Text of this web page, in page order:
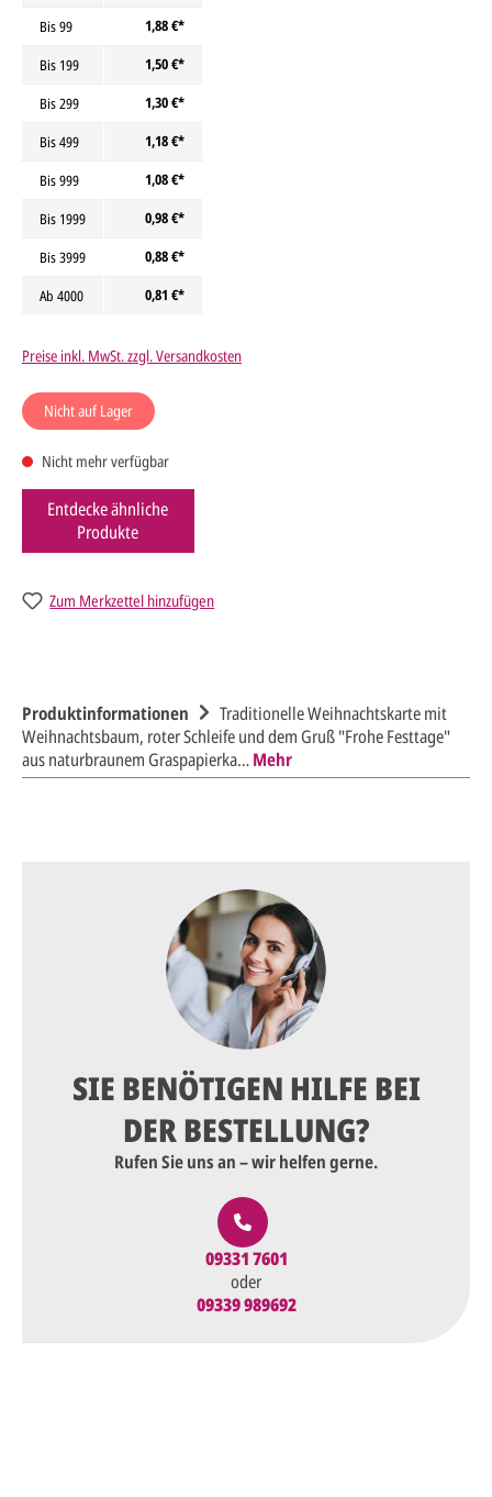
Bis99
1,88 €*
Bis 199
1,50 €*
Bis299
1,30 €*
Bis499
1,18 €*
Bis999
1,08 €*
Bis 1999
0,98 €*
Bis3999
0,88 €*
Ab 4000 0,81 €*
Preise inkl. MwSt. zzgl. Versandkosten
Nicht auf Lager
Nicht mehr verfügbar
Entdecke ähnliche
Produkte
Zum Merkzettel hinzufügen
Produktinformationen
Traditionelle Weihnachtskarte mit
Weihnachtsbaum, roter Schleife und dem Gruß "Frohe Festtage"
aus naturbraunem Graspapierka…Mehr
SIE BENÖTIGEN HILFE BEI
DER BESTELLUNG?
Rufen Sie uns an – wir helfen gerne.
09331 7601
oder
09339 989692